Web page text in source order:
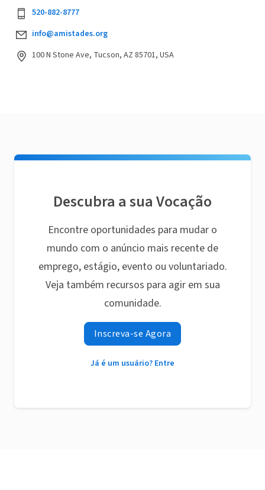
520-882-8777
info@amistades.org
100 N Stone Ave, Tucson, AZ 85701, USA
Descubra a sua Vocação
Encontre oportunidades para mudar o
mundo com o anúncio mais recente de
emprego, estágio, evento ou voluntariado.
Veja também recursos para agir em sua
comunidade.
Inscreva-se Agora
Já é um usuário? Entre